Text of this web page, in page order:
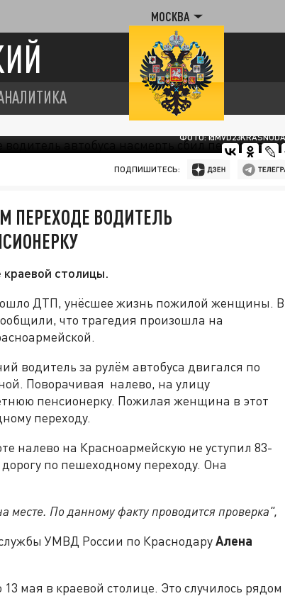
МОСКВА
ФОТО:
ПОДПИШИТЕСЬ:
ПЕРЕХОДЕ ВОДИТЕЛЬ
столицы.
ДТП, унёсшее жизнь пожилой женщины. В
что трагедия произошла на
водитель за рулём автобуса двигался по
Поворачивая налево, на улицу
пенсионерку. Пожилая женщина в этот
переходу.
налево на Красноармейскую не уступил 83-
по пешеходному переходу. Она
месте. По данному факту проводится проверка",
УМВД России по КраснодаруАлена
мая в краевой столице. Это случилось рядом